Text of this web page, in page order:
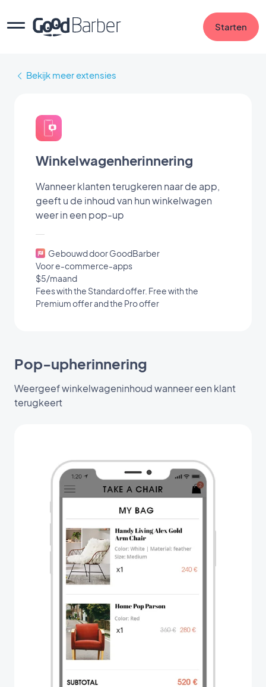
Starten
Bekijk meer extensies
Winkelwagenherinnering
Wanneer klanten terugkeren naar de app,
geeft u de inhoud van hun winkelwagen
weer in een pop-up
Gebouwd door GoodBarber
Voor e-commerce-apps
$5/maand
Fees with the Standard offer. Free with the
Premium offer and the Pro offer
Pop-upherinnering
Weergeef winkelwageninhoud wanneer een klant
terugkeert